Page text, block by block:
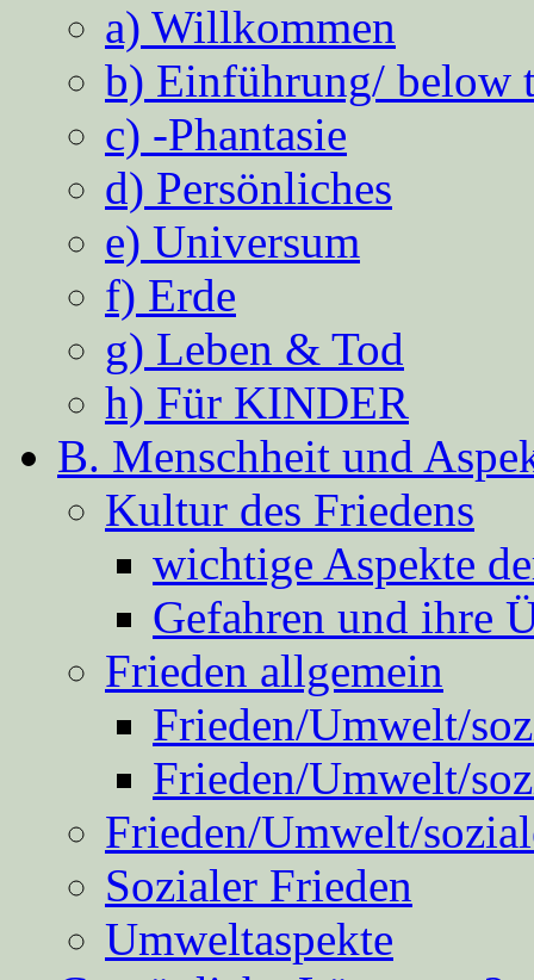
a) Willkommen
b) Einführung/ below
c) -Phantasie
d) Persönliches
e) Universum
f) Erde
g) Leben & Tod
h) Für KINDER
B. Menschheit und
Kultur des Friedens
wichtige Aspekte
Gefahren und ihre
Frieden allgemein
Frieden/Umwelt/
Frieden/Umwelt/
Frieden/Umwelt/
Sozialer Frieden
Umweltaspekte